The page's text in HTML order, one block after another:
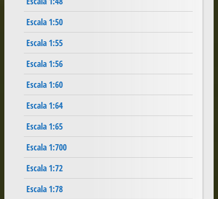
Escala 1:50
Escala 1:55
Escala 1:56
Escala 1:60
Escala 1:64
Escala 1:65
Escala 1:700
Escala 1:72
Escala 1:78